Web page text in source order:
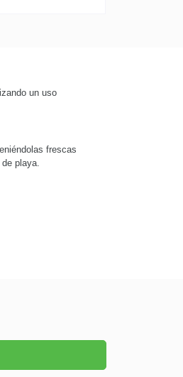
un uso
frescas
playa.